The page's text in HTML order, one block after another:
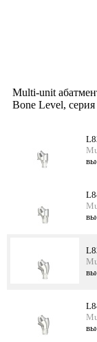
Multi-unit
Bone Level,